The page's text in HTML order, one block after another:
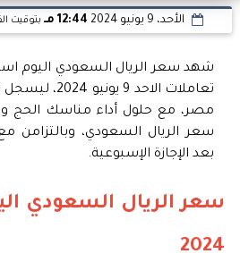
الأحد، 9 يونيو 2024 12:44 مـ بتوقيت
شهد سعر الريال السعودي اليوم
مصر، مع حلول أداء مناسك الحج
سعر الريال السعودي، وبالتزامن
بعد الإجازة الإسبوعية.
2024